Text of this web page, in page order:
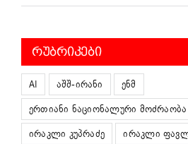
ᲠᲣᲑᲠᲘᲙᲔᲑᲘ
AI აშშ-ირანი
ენმ
ერთიანი ნაციონალური მოძრაობა
ირაკლი კუპრაძე
ირაკლი